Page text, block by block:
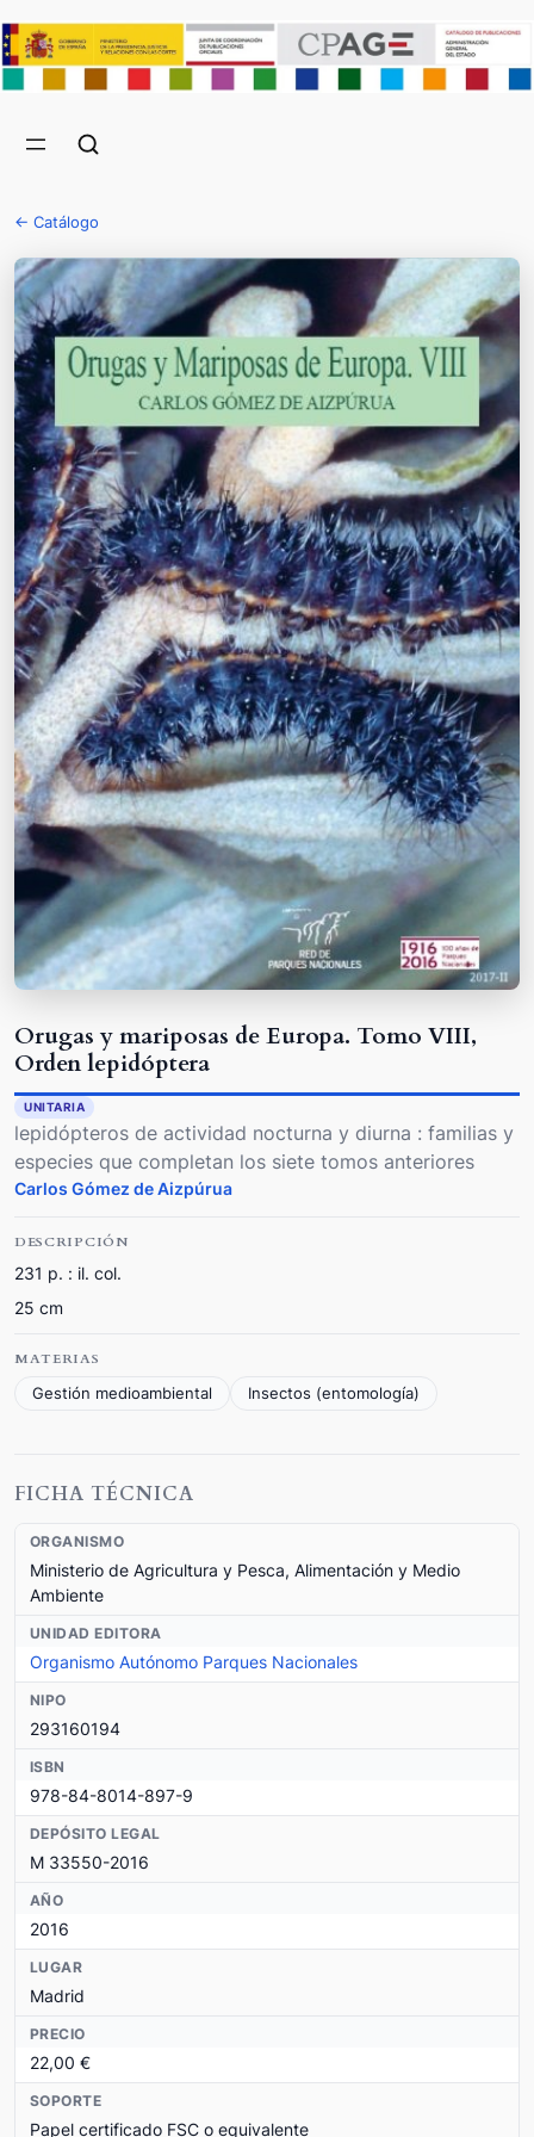
← Catálogo
Orugas y mariposas de Europa. Tomo VIII,
Orden lepidóptera
UNITARIA
lepidópteros de actividad nocturna y diurna : familias y
especies que completan los siete tomos anteriores
Carlos Gómez de Aizpúrua
DESCRIPCIÓN
231 p. : il. col.
25 cm
MATERIAS
Gestión medioambiental
Insectos (entomología)
FICHA TÉCNICA
ORGANISMO
Ministerio de Agricultura y Pesca, Alimentación y Medio
Ambiente
UNIDAD EDITORA
Organismo Autónomo Parques Nacionales
NIPO
293160194
ISBN
978-84-8014-897-9
DEPÓSITO LEGAL
M 33550-2016
AÑO
2016
LUGAR
Madrid
PRECIO
22,00 €
SOPORTE
Papel certificado FSC o equivalente